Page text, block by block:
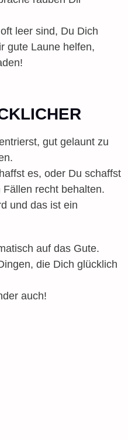
leer sind, Du Dich
gute Laune helfen,
gut gelaunt zu
es, oder Du schaffst
recht behalten.
und das ist ein
auf das Gute.
die Dich glücklich
auch!